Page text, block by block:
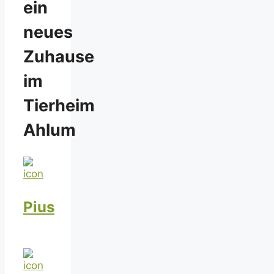
ein
neues
Zuhause
im
Tierheim
Ahlum
Pius